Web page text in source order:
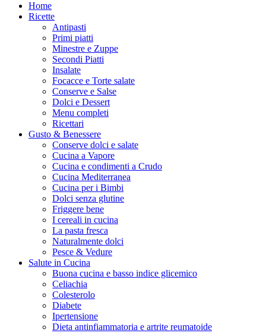
Home
Ricette
Antipasti
Primi piatti
Minestre e Zuppe
Secondi Piatti
Insalate
Focacce e Torte salate
Conserve e Salse
Dolci e Dessert
Menu completi
Ricettari
Gusto & Benessere
Conserve dolci e salate
Cucina a Vapore
Cucina e condimenti a Crudo
Cucina Mediterranea
Cucina per i Bimbi
Dolci senza glutine
Friggere bene
I cereali in cucina
La pasta fresca
Naturalmente dolci
Pesce & Vedure
Salute in Cucina
Buona cucina e basso indice glicemico
Celiachia
Colesterolo
Diabete
Ipertensione
Dieta antinfiammatoria e artrite reumatoide